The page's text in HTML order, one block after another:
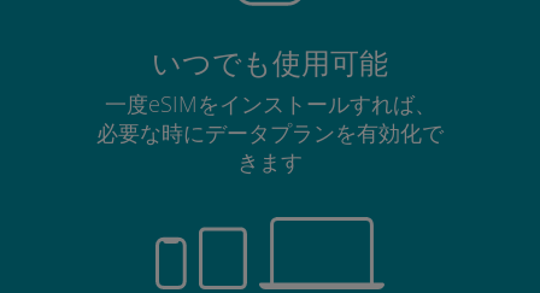
いつでも使用可能
一度eSIMをインストールすれば、
必要な時にデータプランを有効化で
きます